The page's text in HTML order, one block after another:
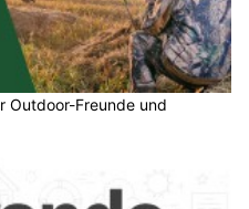
Outdoor-Freunde und